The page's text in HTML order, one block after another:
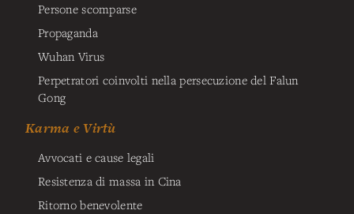
Persone scomparse
Propaganda
Wuhan Virus
Perpetratori coinvolti nella persecuzione del Falun
Gong
Karma e Virtù
Avvocati e cause legali
Resistenza di massa in Cina
Ritorno benevolente